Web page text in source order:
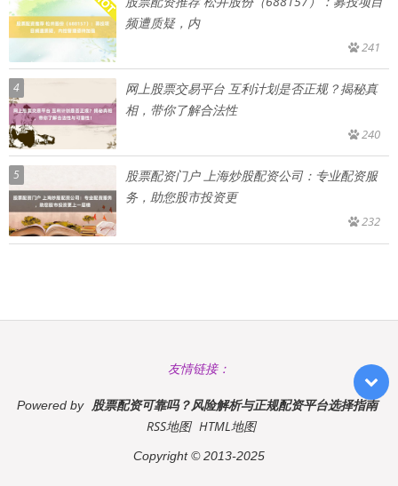
频遭质疑，内
241
4
网上股票交易平台 互利计划是否正规？揭秘真
相，带你了解合法性
240
5
股票配资门户 上海炒股配资公司：专业配资服
务，助您股市投资更
232
友情链接：
Powered by 股票配资可靠吗？风险解析与正规配资平台选择指南
RSS地图 HTML地图
Copyright© 2013-2025